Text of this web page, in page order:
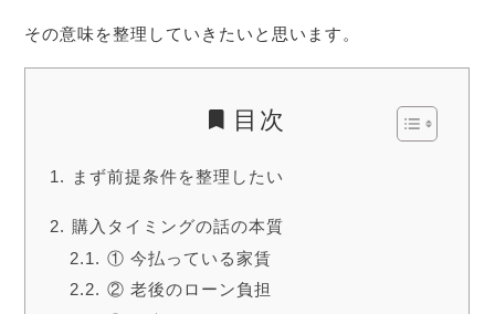
その意味を整理していきたいと思います。
目次
まず前提条件を整理したい
購入タイミングの話の本質
① 今払っている家賃
② 老後のローン負担